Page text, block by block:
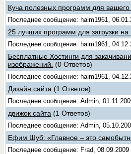
Куча полезных программ для
Последнее сообщение: haim1961,
25 лучших программ для загрузки
Последнее сообщение: haim1961,
Бесплатные Хостинги для
изображений. (0 Ответов)
Последнее сообщение: haim1961,
Дизайн сайта (1 Ответов)
Последнее сообщение: Admin,
движок сайта (1 Ответов)
Последнее сообщение: Admin,
Ефим Шуб: «Главное – это
Последнее сообщение: Frad, 08.09.2009